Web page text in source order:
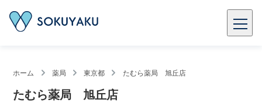
ホーム 薬局 東京都 たむら薬局 旭丘店
たむら薬局 旭丘店